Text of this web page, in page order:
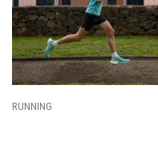
PARALIMPICI